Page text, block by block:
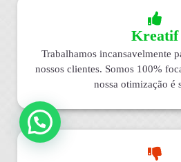
Kreatif
Trabalhamos incansavelmente
nossos clientes. Somos 100%
nossa otimização é